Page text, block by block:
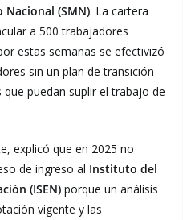
(SMN). La cartera
a 500 trabajadores
estas semanas se efectivizó
sin un plan de transición
puedan suplir el trabajo de
explicó que en 2025 no
de ingreso al Instituto del
(ISEN) porque un análisis
vigente y las